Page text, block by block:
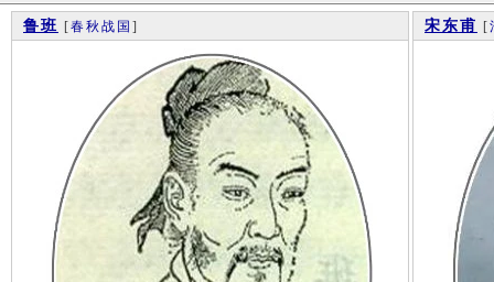
鲁班 [春秋战国 ] 宋东甫 [